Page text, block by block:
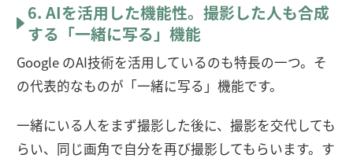
6. AIを活用した機能性。撮影した人も合成
する「一緒に写る」機能
Google のAI技術を活用しているのも特長の一つ。そ
の代表的なものが​「一緒に​写る」機能です。
​​​一緒にいる人をまず​撮影した後に、​撮影を​交代しても
らい、同じ​画角で自分を​再び撮影してもらいます。​す